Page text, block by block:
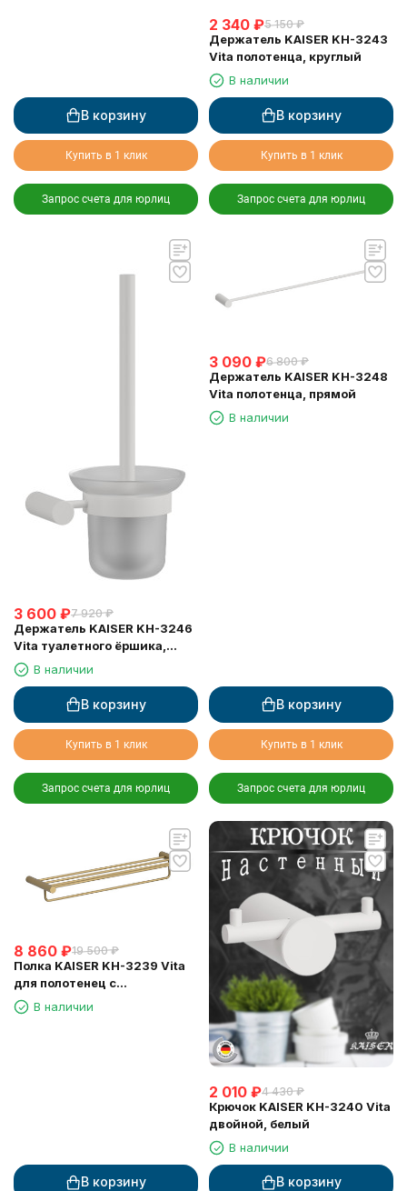
В корзину
Купить в 1 клик
Запрос счета для юрлиц
2 340 ₽5 150 ₽
Держатель KAISER KH-3243
Vita полотенца, круглый
В наличии
В корзину
Купить в 1 клик
Запрос счета для юрлиц
3 600 ₽7 920 ₽
Держатель KAISER KH-3246
Vita туалетного ёршика,
настенный
В наличии
В корзину
Купить в 1 клик
Запрос счета для юрлиц
3 090 ₽6 800 ₽
Держатель KAISER KH-3248
Vita полотенца, прямой
В наличии
В корзину
Купить в 1 клик
Запрос счета для юрлиц
8 860 ₽19 500 ₽
Полка KAISER KH-3239 Vita
для полотенец с
держателем
В наличии
В корзину
2 010 ₽4 430 ₽
Крючок KAISER KH-3240 Vita
двойной, белый
В наличии
В корзину